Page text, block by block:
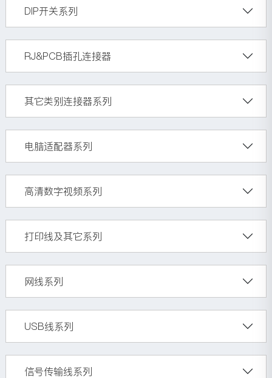
DIP开关系列
RJ&PCB插孔连接器
其它类别连接器系列
电脑适配器系列
高清数字视频系列
打印线及其它系列
网线系列
USB线系列
信号传输线系列